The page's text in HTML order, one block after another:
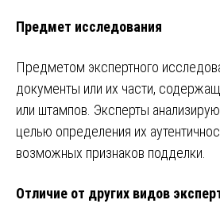
Предмет исследования
Предметом экспертного
документы или их части,
или штампов. Эксперты
целью определения их
возможных признаков подделки.
Отличие от других видов